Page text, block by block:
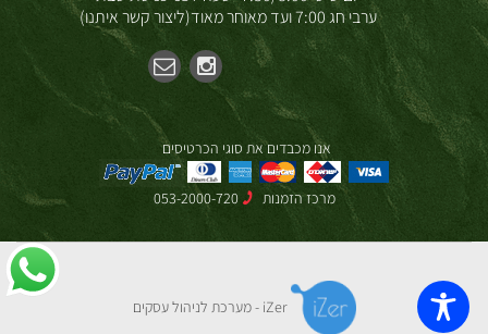
ערבי חג 7:00 ועד מאוחר מאוד(ליצור קשר איתנו)
אנו מכבדים את סוגי הכרטיסים
מרכז הזמנות 053-2000-720
iZer - מערכת לניהול עסקים